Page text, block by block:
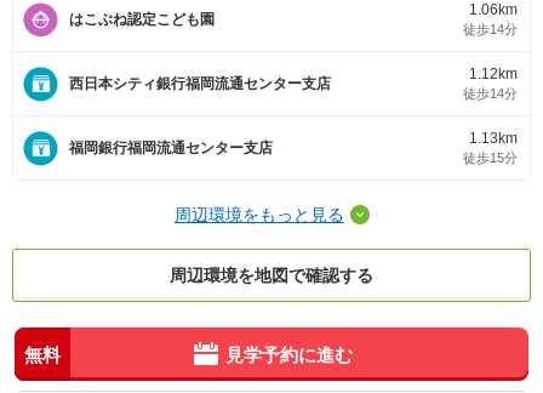
はこぶね認定こども園
1.06km
徒歩14分
西日本シティ銀行福岡流通センター支店
1.12km
徒歩14分
福岡銀行福岡流通センター支店
1.13km
徒歩15分
周辺環境をもっと見る
周辺環境を地図で確認する
無料 見学予約に進む